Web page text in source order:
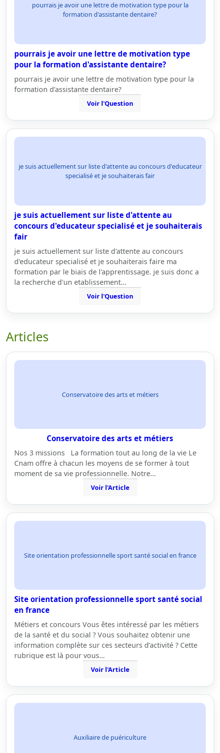
pourrais je avoir une lettre de motivation type pour la
formation d'assistante dentaire?
pourrais je avoir une lettre de motivation type
pour la formation d'assistante dentaire?
pourrais je avoir une lettre de motivation type pour la
formation d'assistante dentaire?
Voir l'Question
je suis actuellement sur liste d'attente au concours d'educateur
specialisé et je souhaiterais fair
je suis actuellement sur liste d'attente au
concours d'educateur specialisé et je souhaiterais
fair
je suis actuellement sur liste d'attente au concours
d'educateur specialisé et je souhaiterais faire ma
formation par le biais de l'apprentissage. je suis donc a
la recherche d'un etablissement…
Voir l'Question
Articles
Conservatoire des arts et métiers
Conservatoire des arts et métiers
Nos 3 missions La formation tout au long de la vie Le
Cnam offre à chacun les moyens de se former à tout
moment de sa vie professionnelle. Notre…
Voir l'Article
Site orientation professionnelle sport santé social en france
Site orientation professionnelle sport santé social
en france
Métiers et concours Vous êtes intéressé par les métiers
de la santé et du social ? Vous souhaitez obtenir une
information complète sur ces secteurs d’activité ? Cette
rubrique est là pour vous…
Voir l'Article
Auxiliaire de puériculture